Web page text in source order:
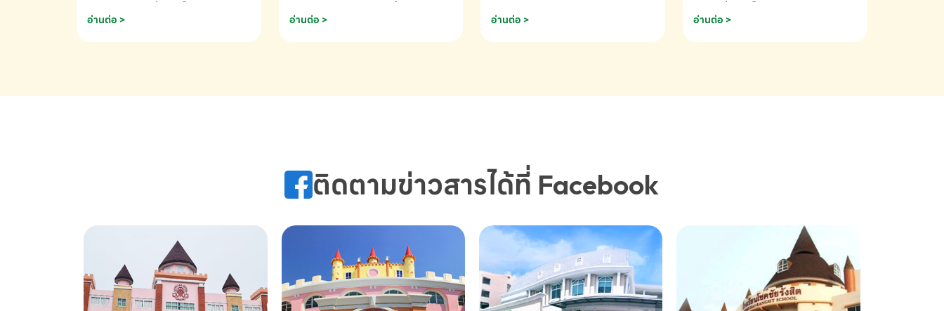
691910
อ่านต่อ >
K3 โรงเรียนโชคชัยกระบี่ จ.กระบี่ คว้า
AND MENTAL ARITHMETIC
Arithmetic Competition K2(Grop)
โรงเรียนโชคชัยกระบี่-สอบถามข้อมูล
อ่านต่อ >
(Soundtrack)เพื่อเสริมทักษะการฟัง
โชคชัยกระบี่-สอบถามข้อมูลเพิ่มเติม
อ่านต่อ > อ่านต่อ >
ติดตามข่าวสารได้ที่ Facebook